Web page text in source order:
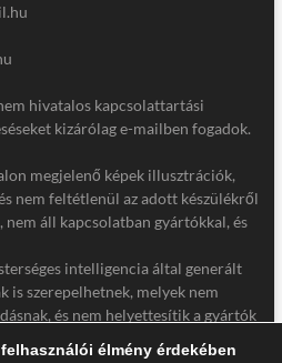
hivatalos kapcsolattartási
kizárólag e-mailben fogadok.
megjelenő képek illusztrációk,
nem feltétlenül az adott készülékről
nem áll kapcsolatban gyártókkal, és
intelligencia által generált
is szerepelhetnek, melyek nem
és nem helyettesítik a gyártók
élmény érdekében